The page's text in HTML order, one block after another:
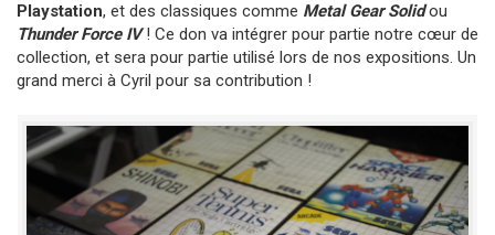
Playstation, et des classiques comme Metal Gear Solidou
Thunder Force IV! Ce don va intégrer pour partie notre cœur de
collection, et sera pour partie utilisé lors de nos expositions. Un
grand merci à Cyril pour sa contribution !